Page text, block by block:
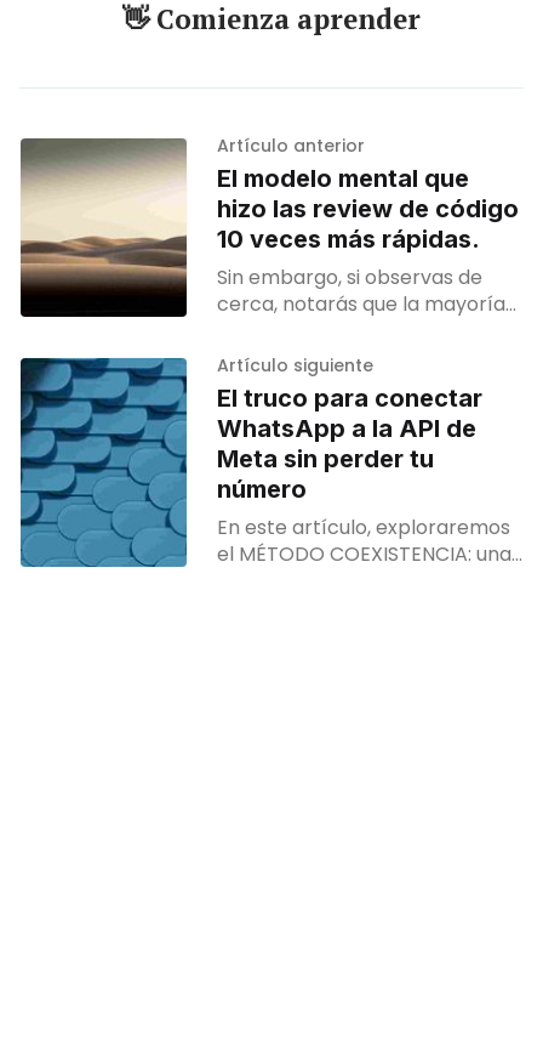
👋 Comienza aprender
Artículo anterior
El modelo mental que
hizo las review de código
10 veces más rápidas.
Sin embargo, si observas de
cerca, notarás que la mayoría
centran en ecosistemas de
Python como LangChain o
LlamaIndex.
Artículo siguiente
El truco para conectar
WhatsApp a la API de
Meta sin perder tu
número
En este artículo, exploraremos
el MÉTODO COEXISTENCIA: una